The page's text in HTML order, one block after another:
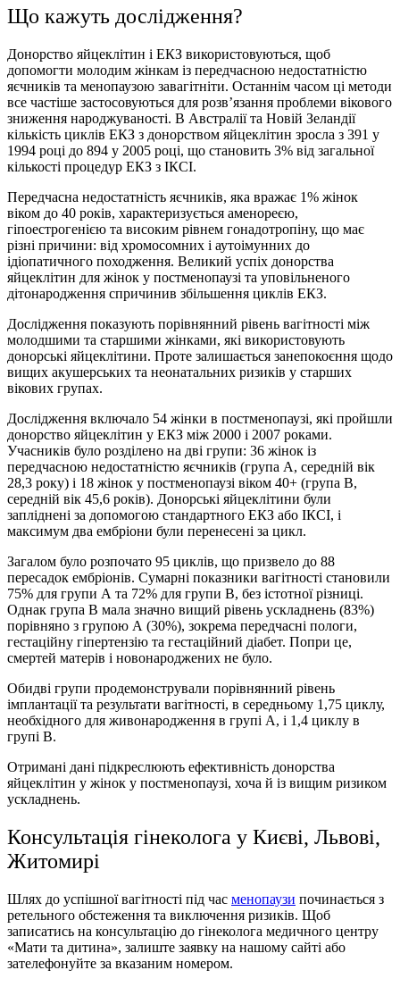
Що кажуть дослiдження?
Донорство яйцеклітин і ЕКЗ використовуються, щоб
допомогти молодим жінкам із передчасною недостатністю
яєчників та менопаузою завагітніти. Останнім часом ці методи
все частіше застосовуються для розв’язання проблеми вікового
зниження народжуваності. В Австралії та Новій Зеландії
кількість циклів ЕКЗ з донорством яйцеклітин зросла з 391 у
1994 році до 894 у 2005 році, що становить 3% від загальної
кількості процедур ЕКЗ з ІКСІ.
Передчасна недостатність яєчників, яка вражає 1% жінок
віком до 40 років, характеризується аменореєю,
гіпоестрогенією та високим рівнем гонадотропіну, що має
різні причини: від хромосомних і аутоімунних до
ідіопатичного походження. Великий успіх донорства
яйцеклітин для жінок у постменопаузі та уповільненого
дітонародження спричинив збільшення циклів ЕКЗ.
Дослідження показують порівнянний рівень вагітності між
молодшими та старшими жінками, які використовують
донорські яйцеклітини. Проте залишається занепокоєння щодо
вищих акушерських та неонатальних ризиків у старших
вікових групах.
Дослідження включало 54 жінки в постменопаузі, які пройшли
донорство яйцеклiтин у ЕКЗ між 2000 і 2007 роками.
Учасників було розділено на дві групи: 36 жінок із
передчасною недостатністю яєчників (група А, середній вік
28,3 року) і 18 жінок у постменопаузі віком 40+ (група В,
середній вік 45,6 років). Донорські яйцеклітини були
запліднені за допомогою стандартного ЕКЗ або ІКСІ, і
максимум два ембріони були перенесені за цикл.
Загалом було розпочато 95 циклів, що призвело до 88
пересадок ембріонів. Сумарні показники вагітності становили
75% для групи А та 72% для групи В, без істотної різниці.
Однак група В мала значно вищий рівень ускладнень (83%)
порівняно з групою А (30%), зокрема передчасні пологи,
гестаційну гіпертензію та гестаційний діабет. Попри це,
смертей матерів і новонароджених не було.
Обидві групи продемонстрували порівнянний рівень
імплантації та результати вагітності, в середньому 1,75 циклу,
необхідного для живонародження в групі А, і 1,4 циклу в
групі В.
Отримані дані підкреслюють ефективність донорства
яйцеклітин у жінок у постменопаузі, хоча й із вищим ризиком
ускладнень.
Консультація гінеколога у Києві, Львові,
Житомирі
Шлях до успішної вагітності під час менопаузи починається з
ретельного обстеження та виключення ризиків. Щоб
записатись на консультацію до гінеколога медичного центру
«Мати та дитина», залиште заявку на нашому сайті або
зателефонуйте за вказаним номером.